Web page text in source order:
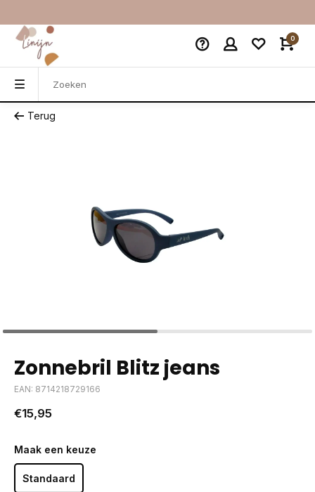
0
Terug
Zonnebril Blitz jeans
EAN: 8714218729166
€15,95
Maak een keuze
Standaard